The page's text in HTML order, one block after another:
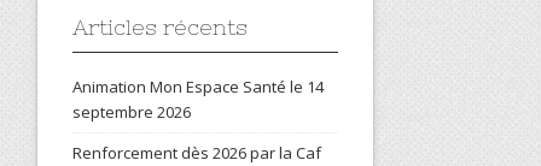
Articles récents
Animation Mon Espace Santé le 14
septembre 2026
Renforcement dès 2026 par la Caf